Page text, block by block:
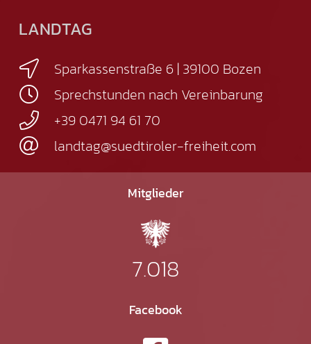
LANDTAG
Sparkassenstraße 6 | 39100 Bozen
Sprechstunden nach Vereinbarung
+39 0471 94 61 70
landtag@suedtiroler-freiheit.com
Mitglieder
7.018
Facebook